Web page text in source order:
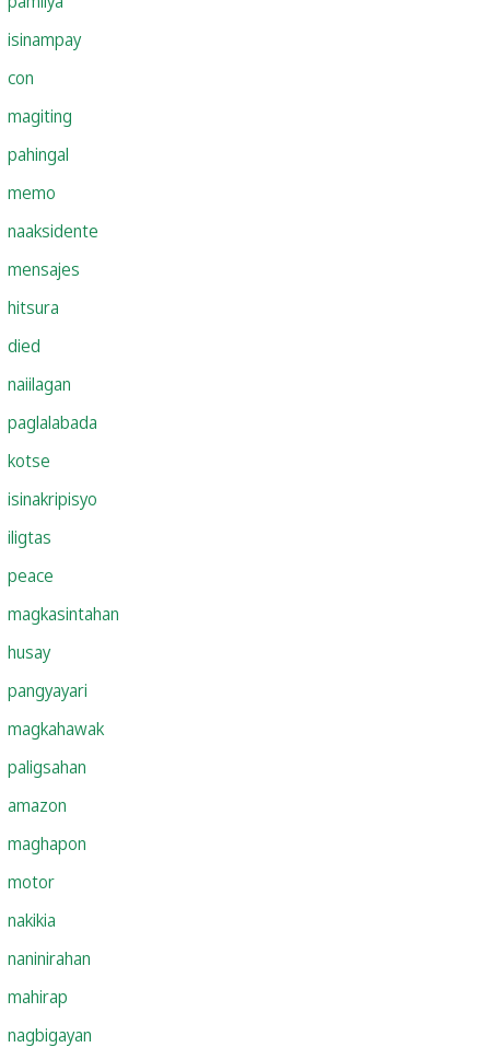
isinampay
con
magiting
pahingal
memo
naaksidente
mensajes
hitsura
died
naiilagan
paglalabada
kotse
isinakripisyo
iligtas
peace
magkasintahan
husay
pangyayari
magkahawak
paligsahan
amazon
maghapon
motor
nakikia
naninirahan
mahirap
nagbigayan